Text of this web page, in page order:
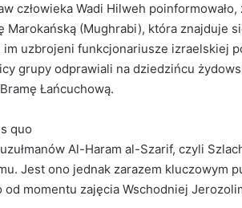
człowieka Wadi Hilweh
Marokańską (Mughrabi), która znajduje
uzbrojeni funkcjonariusze izraelskiej
grupy odprawiali na dziedzińcu
Łańcuchową.
quo
Al-Haram al-Szarif, czyli
Jest ono jednak zarazem kluczowym
momentu zajęcia Wschodniej